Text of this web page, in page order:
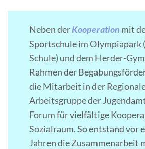
Neben derKooperation mit
Sportschule im Olympiapark
Schule) und dem Herder-
Rahmen der
die Mitarbeit in der
Arbeitsgruppe der
Forum für vielfältige
Sozialraum. So entstand vor
Jahren die Zusammenarbeit